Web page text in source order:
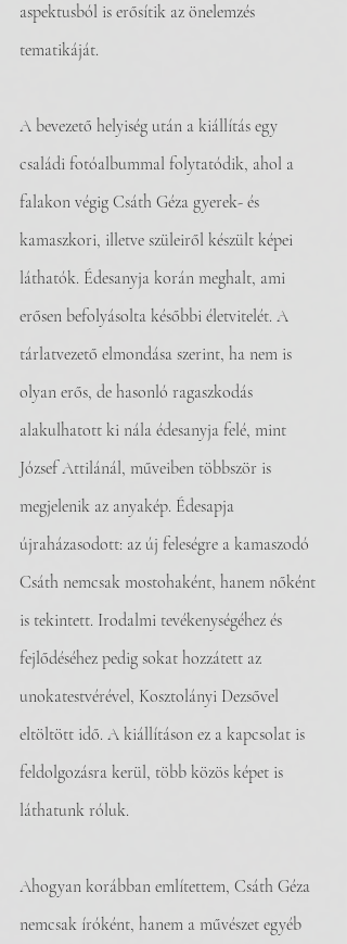
aspektusból is erősítik az önelemzés
tematikáját.
A bevezető helyiség után a kiállítás egy
családi fotóalbummal folytatódik, ahol a
falakon végig Csáth Géza gyerek- és
kamaszkori, illetve szüleiről készült képei
láthatók. Édesanyja korán meghalt, ami
erősen befolyásolta későbbi életvitelét. A
tárlatvezető elmondása szerint, ha nem is
olyan erős, de hasonló ragaszkodás
alakulhatott ki nála édesanyja felé, mint
József Attilánál, műveiben többször is
megjelenik az anyakép. Édesapja
újraházasodott: az új feleségre a kamaszodó
Csáth nemcsak mostohaként, hanem nőként
is tekintett. Irodalmi tevékenységéhez és
fejlődéséhez pedig sokat hozzátett az
unokatestvérével, Kosztolányi Dezsővel
eltöltött idő. A kiállításon ez a kapcsolat is
feldolgozásra kerül, több közös képet is
láthatunk róluk.
Ahogyan korábban említettem, Csáth Géza
nemcsak íróként, hanem a művészet egyéb